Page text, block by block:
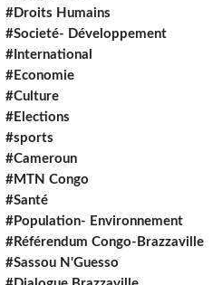
#Droits Humains
#Societé- Développement
#International
#Economie
#Culture
#Elections
#sports
#Cameroun
#MTN Congo
#Santé
#Population- Environnement
#Référendum Congo-Brazzaville
#Sassou N'Guesso